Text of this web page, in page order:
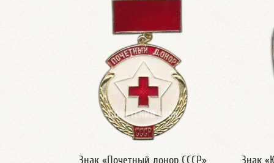
Знак «Почетный донор СССР» Знак